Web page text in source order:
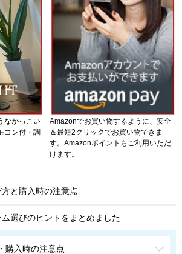
なかっこい
コン付・調
Amazonでお買い物するように、安全
＆最短2クリックでお買い物できま
す。Amazonポイントもご利用いただ
けます。
と購入時の注意点
選びのヒントをまとめました
購入時の注意点